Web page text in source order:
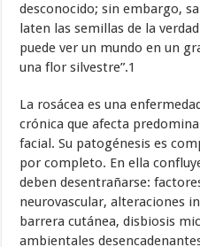
desconocido; sin embargo,
laten las semillas de la
puede ver un mundo en un
una flor silvestre”.1
La rosácea es una
crónica que afecta
facial. Su patogénesis es
por completo. En ella
deben desentrañarse:
neurovascular, alteraciones
barrera cutánea, disbiosis
ambientales